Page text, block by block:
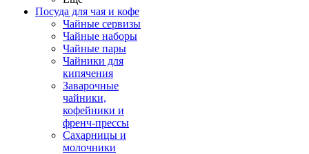
Посуда для чая и кофе
Чайные сервизы
Чайные наборы
Чайные пары
Чайники для
кипячения
Заварочные
чайники,
кофейники и
френч-прессы
Сахарницы и
молочники